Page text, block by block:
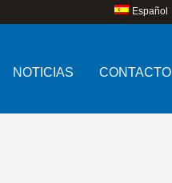
Español
NOTICIAS CONTACTO